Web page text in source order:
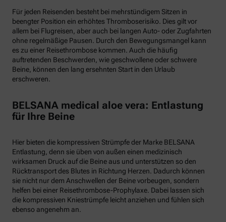
Für jeden Reisenden besteht bei mehrstündigem Sitzen in
beengter Position ein erhöhtes Thromboserisiko. Dies gilt vor
allem bei Flugreisen, aber auch bei langen Auto- oder Zugfahrten
ohne regelmäßige Pausen. Durch den Bewegungsmangel kann
es zu einer Reisethrombose kommen. Auch die häufig
auftretenden Beschwerden, wie geschwollene oder schwere
Beine, können den lang ersehnten Start in den Urlaub
erschweren.
BELSANA medical aloe vera: Entlastung
für Ihre Beine
Hier bieten die kompressiven Strümpfe der Marke BELSANA
Entlastung, denn sie üben von außen einen medizinisch
wirksamen Druck auf die Beine aus und unterstützen so den
Rücktransport des Blutes in Richtung Herzen. Dadurch können
sie nicht nur dem Anschwellen der Beine vorbeugen, sondern
helfen bei einer Reisethrombose-Prophylaxe. Dabei lassen sich
die kompressiven Kniestrümpfe leicht anziehen und fühlen sich
ebenso angenehm an.